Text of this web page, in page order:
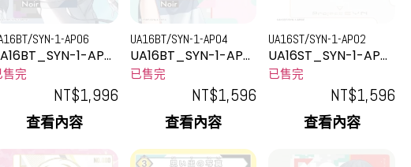
SYN-1-AP06
1-AP0
售完
NT$1,996
查看內容
UA16BT/SYN-1-AP04
UA16BT_SYN-1-AP0
4
已售完
NT$1,596
查看內容
UA16ST/SYN-1-AP02
UA16ST_SYN-1-AP0
2
已售完
NT$1,596
查看內容